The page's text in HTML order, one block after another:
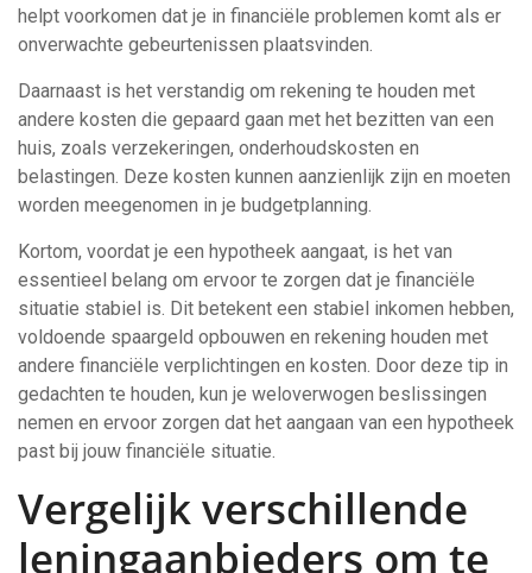
helpt voorkomen dat je in financiële problemen komt als er
onverwachte gebeurtenissen plaatsvinden.
Daarnaast is het verstandig om rekening te houden met
andere kosten die gepaard gaan met het bezitten van een
huis, zoals verzekeringen, onderhoudskosten en
belastingen. Deze kosten kunnen aanzienlijk zijn en moeten
worden meegenomen in je budgetplanning.
Kortom, voordat je een hypotheek aangaat, is het van
essentieel belang om ervoor te zorgen dat je financiële
situatie stabiel is. Dit betekent een stabiel inkomen hebben,
voldoende spaargeld opbouwen en rekening houden met
andere financiële verplichtingen en kosten. Door deze tip in
gedachten te houden, kun je weloverwogen beslissingen
nemen en ervoor zorgen dat het aangaan van een hypotheek
past bij jouw financiële situatie.
Vergelijk verschillende
leningaanbieders om te